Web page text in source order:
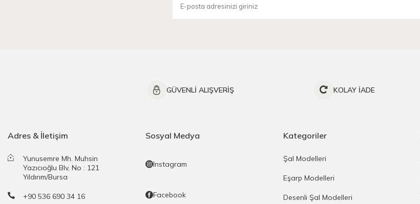
GÜVENLİ ALIŞVERİŞ KOLAY İADE
Adres & İletişim
Yunusemre Mh. Muhsin
Yazıcıoğlu Blv, No : 121
Yıldırım/Bursa
+90 536 690 34 16
Sosyal Medya
Instagram
Facebook
Kategoriler
Şal Modelleri
Eşarp Modelleri
Desenli Şal Modelleri